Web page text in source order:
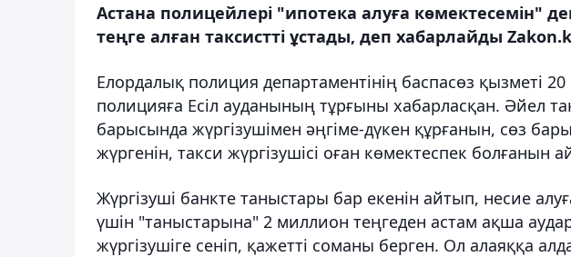
Астана полицейлері "ипотека алуға көмектесемін"
теңге алған таксистті ұстады, деп хабарлайды
Елордалық полиция департаментінің баспасөз қызметі 20
полицияға Есіл ауданының тұрғыны хабарласқан. Әйел
барысында жүргізушімен әңгіме-дүкен құрғанын, сөз
жүргенін, такси жүргізушісі оған көмектеспек болғанын
Жүргізуші банкте таныстары бар екенін айтып, несие
үшін "таныстарына" 2 миллион теңгеден астам ақша
жүргізушіге сеніп, қажетті соманы берген. Ол алаяққа